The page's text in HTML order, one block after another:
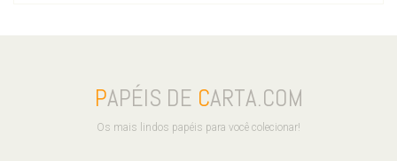
PAPÉIS DE CARTA.COM
Os mais lindos papéis para você colecionar!